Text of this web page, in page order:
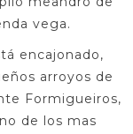
vega.
encajonado,
arroyos de
Formigueiros,
de los mas